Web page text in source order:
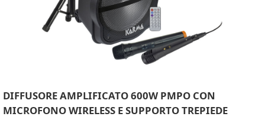
DIFFUSORE AMPLIFICATO 600W PMPO CON
MICROFONO WIRELESS E SUPPORTO TREPIEDE